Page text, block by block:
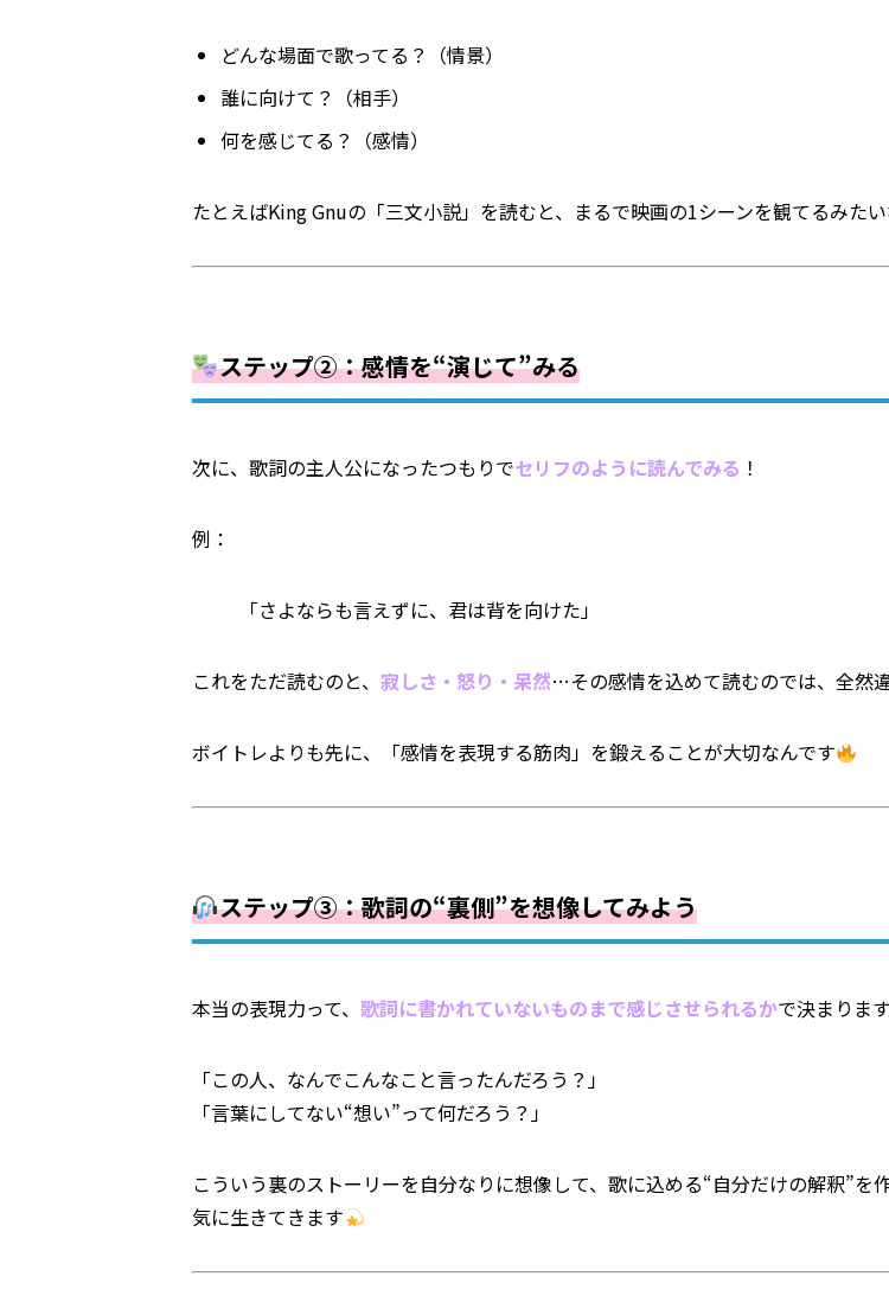
どんな場面で歌ってる？（情景）
誰に向けて？（相手）
何を感じてる？（感情）
たとえばKing Gnuの「三文小説」を読むと、まるで映画の1シーンを観てるみた
ステップ②：感情を“演じて”みる
次に、歌詞の主人公になったつもりでセリフのように読んでみる ！
例：
「さよならも言えずに、君は背を向けた」
これをただ読むのと、 寂しさ・怒り・呆然…その感情を込めて読むのでは、全然
ボイトレよりも先に、「感情を表現する筋肉」を鍛えることが大切なんです
ステップ③：歌詞の“裏側”を想像してみよう
本当の表現力って、 歌詞に書かれていないものまで感じさせられるかで決まります
「この人、なんでこんなこと言ったんだろう？」
「言葉にしてない“想い”って何だろう？」
こういう裏のストーリーを自分なりに想像して、歌に込める“自分だけの解釈”を
気に生きてきます